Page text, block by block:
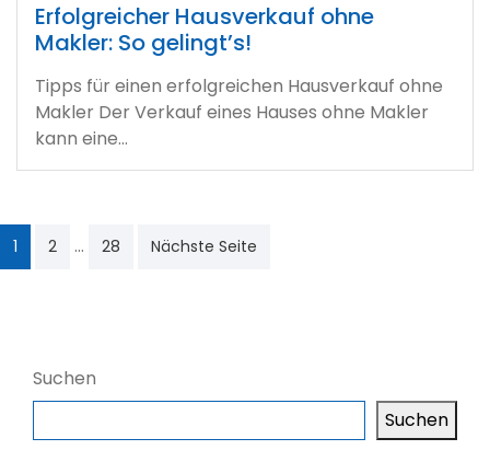
Erfolgreicher Hausverkauf ohne
Makler: So gelingt’s!
Tipps für einen erfolgreichen Hausverkauf ohne
Makler Der Verkauf eines Hauses ohne Makler
kann eine…
Seitennummerierung
der
1 2 … 28 Nächste Seite
Suchen
Suchen